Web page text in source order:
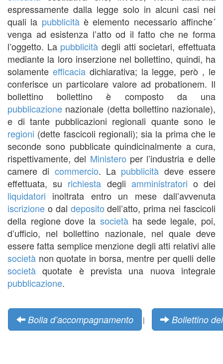
espressamente dalla legge solo in alcuni casi nei
quali la pubblicitàè elemento necessario affinche´
venga ad esistenza l’atto od il fatto che ne forma
l’oggetto. La pubblicità degli atti societari, effettuata
mediante la loro inserzione nel bollettino, quindi, ha
solamente efficaciadichiarativa; la legge, però , le
conferisce un particolare valore ad probationem. Il
bollettino bollettino è composto da una
pubblicazione nazionale (detta bollettino nazionale),
e di tante pubblicazioni regionali quante sono le
regioni (dette fascicoli regionali); sia la prima che le
seconde sono pubblicate quindicinalmente a cura,
rispettivamente, del Ministero per l’industria e delle
camere di commercio. La pubblicità deve essere
effettuata, su richiesta degli amministratori o dei
liquidatori inoltrata entro un mese dall’avvenuta
iscrizione o dal deposito dell’atto, prima nei fascicoli
della regione dove la societàha sede legale, poi,
d’ufficio, nel bollettino nazionale, nel quale deve
essere fatta semplice menzione degli atti relativi alle
società non quotate in borsa, mentre per quelli delle
società quotate è prevista una nuova integrale
pubblicazione.
Bolla d’accompagnamento | Bollettino